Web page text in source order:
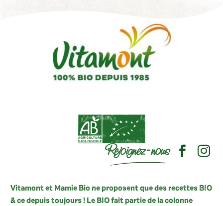
Rejoignez-nous
Vitamont et Mamie Bio ne proposent que des recettes BIO
& ce depuis toujours ! Le BIO fait partie de la colonne